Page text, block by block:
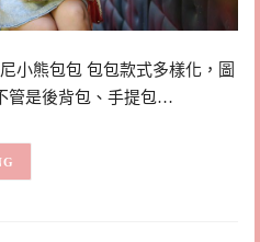
小熊包包 包包款式多樣化，圖
管是後背包、手提包…